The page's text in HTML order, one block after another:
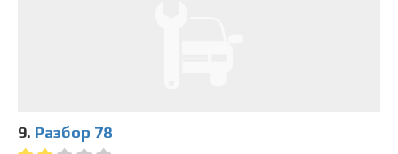
9. Разбор 78